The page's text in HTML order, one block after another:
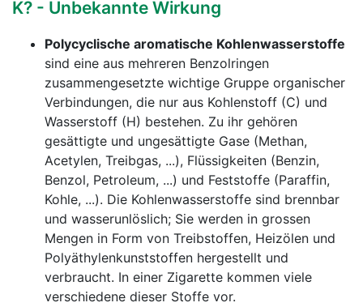
K? - Unbekannte Wirkung
Polycyclische aromatische Kohlenwasserstoffe
sind eine aus mehreren Benzolringen
zusammengesetzte wichtige Gruppe organischer
Verbindungen, die nur aus Kohlenstoff (C) und
Wasserstoff (H) bestehen. Zu ihr gehören
gesättigte und ungesättigte Gase (Methan,
Acetylen, Treibgas, ...), Flüssigkeiten (Benzin,
Benzol, Petroleum, ...) und Feststoffe (Paraffin,
Kohle, ...). Die Kohlenwasserstoffe sind brennbar
und wasserunlöslich; Sie werden in grossen
Mengen in Form von Treibstoffen, Heizölen und
Polyäthylenkunststoffen hergestellt und
verbraucht. In einer Zigarette kommen viele
verschiedene dieser Stoffe vor.